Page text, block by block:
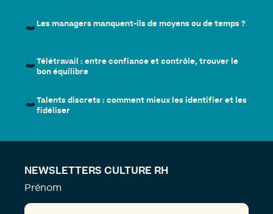
Les managers manquent-ils de moyens ou de temps ?
Télétravail : entre confiance et contrôle, trouver le
bon équilibre
Talents discrets : comment mieux les identifier et les
fidéliser
NEWSLETTERS CULTURE RH
Prénom